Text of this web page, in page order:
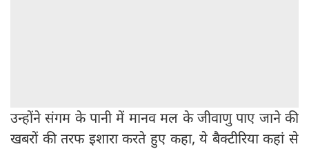
उन्होंने संगम के पानी में मानव मल के जीवाणु पाए जाने की
खबरों की तरफ इशारा करते हुए कहा, ये बैक्टीरिया कहां से